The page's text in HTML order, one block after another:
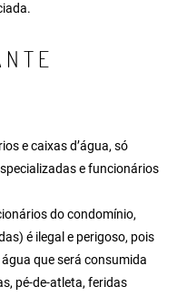
e caixas d’água, só
e funcionários
do condomínio,
é ilegal e perigoso, pois
que será consumida
pé-de-atleta, feridas